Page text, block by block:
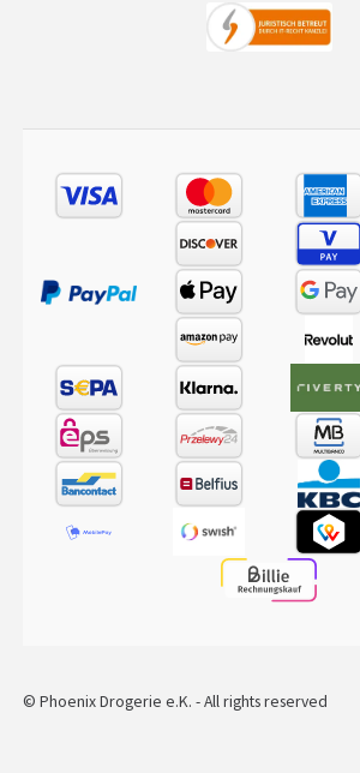
© Phoenix Drogerie e.K. - All rights reserved